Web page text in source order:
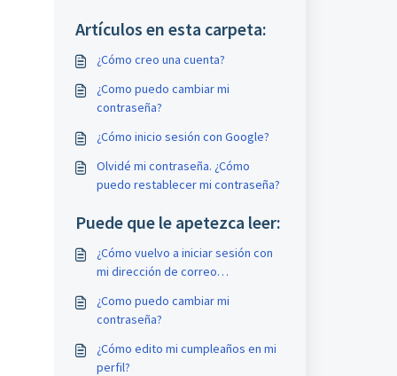
Artículos en esta carpeta:
¿Cómo creo una cuenta?
¿Como puedo cambiar mi
contraseña?
¿Cómo inicio sesión con Google?
Olvidé mi contraseña. ¿Cómo
puedo restablecer mi contraseña?
Puede que le apetezca leer:
¿Cómo vuelvo a iniciar sesión con
mi dirección de correo
¿Como puedo cambiar mi
contraseña?
¿Cómo edito mi cumpleaños en mi
perfil?